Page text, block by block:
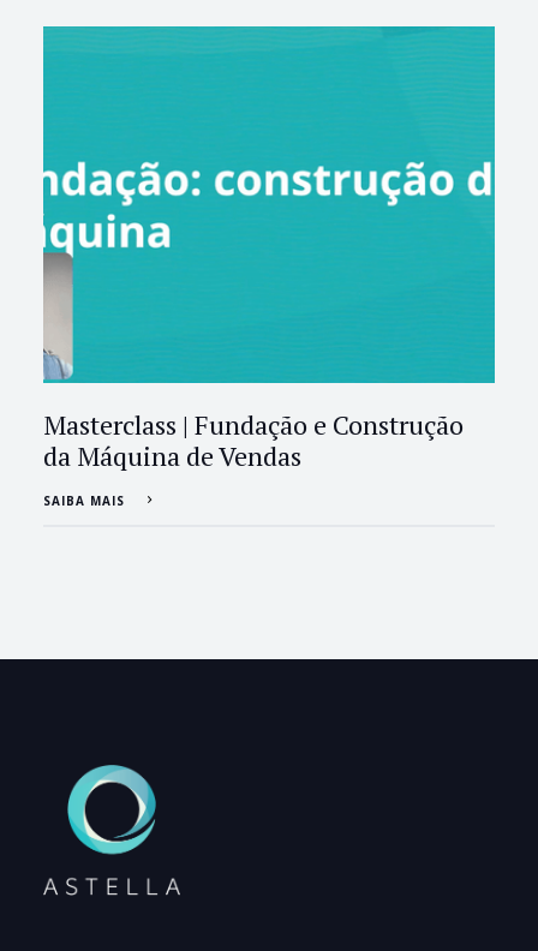
Masterclass | Fundação e Construção
da Máquina de Vendas
SAIBA MAIS